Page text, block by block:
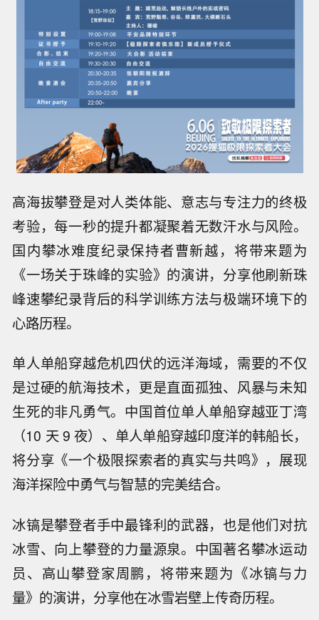
高海拔攀登是对人类体能、意志与专注力的终极
考验，每一秒的提升都凝聚着无数汗水与风险。
国内攀冰难度纪录保持者曹新越，将带来题为
《一场关于珠峰的实验》的演讲，分享他刷新珠
峰速攀纪录背后的科学训练方法与极端环境下的
心路历程。
单人单船穿越危机四伏的远洋海域，需要的不仅
是过硬的航海技术，更是直面孤独、风暴与未知
生死的非凡勇气。中国首位单人单船穿越亚丁湾
（10 天 9 夜）、单人单船穿越印度洋的韩船长，
将分享《一个极限探索者的真实与共鸣》，展现
海洋探险中勇气与智慧的完美结合。
冰镐是攀登者手中最锋利的武器，也是他们对抗
冰雪、向上攀登的力量源泉。中国著名攀冰运动
员、高山攀登家周鹏，将带来题为《冰镐与力
量》的演讲，分享他在冰雪岩壁上传奇历程。